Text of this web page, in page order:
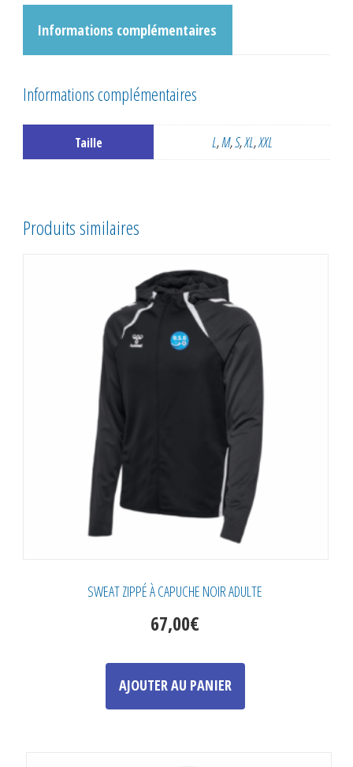
Informations complémentaires
Informations complémentaires
Taille L,M,S,XL,XXL
Produits similaires
SWEAT ZIPPÉ À CAPUCHE NOIR ADULTE
67,00€
AJOUTER AU PANIER
Ce
a